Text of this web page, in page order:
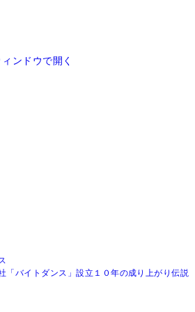
ンドウで開く
「バイトダンス」設立１０年の成り上がり伝説